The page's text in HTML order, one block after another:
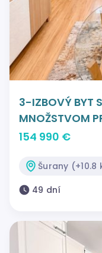
3-IZBOVÝ BYT
MNOŽSTVOM
154 990 €
Šurany (+10.8
49 dní